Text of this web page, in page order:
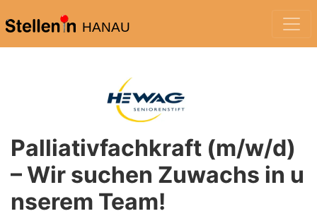
HANAU
Palliativfachkraft (m/w/d)
– Wir suchen Zuwachs in u
nserem Team!